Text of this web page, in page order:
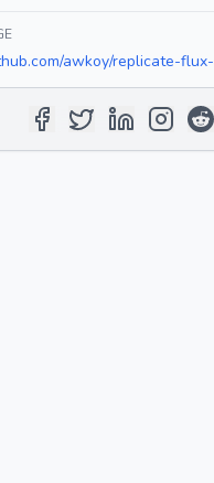
awkoy/replicate-